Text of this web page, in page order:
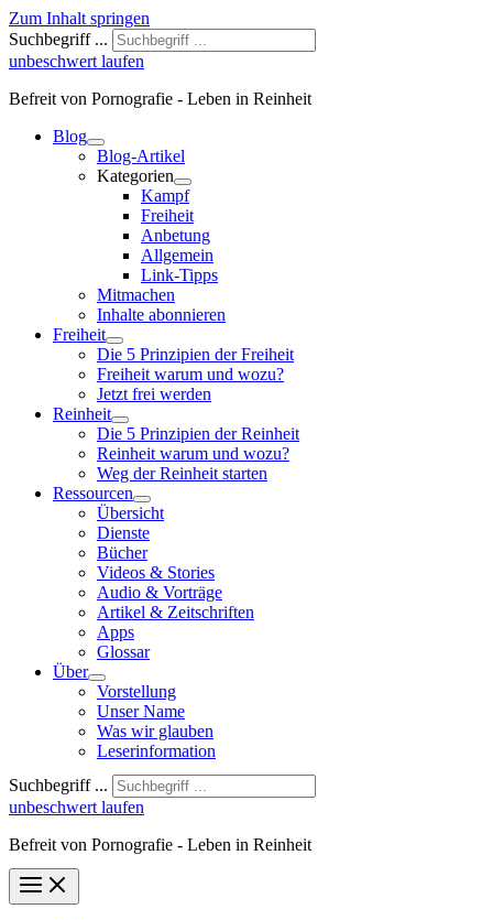
Zum Inhalt springen
Suchbegriff ...
unbeschwert laufen
Befreit von Pornografie - Leben in Reinheit
Blog
Blog-Artikel
Kategorien
Kampf
Freiheit
Anbetung
Allgemein
Link-Tipps
Mitmachen
Inhalte abonnieren
Freiheit
Die 5 Prinzipien der Freiheit
Freiheit warum und wozu?
Jetzt frei werden
Reinheit
Die 5 Prinzipien der Reinheit
Reinheit warum und wozu?
Weg der Reinheit starten
Ressourcen
Übersicht
Dienste
Bücher
Videos & Stories
Audio & Vorträge
Artikel & Zeitschriften
Apps
Glossar
Über
Vorstellung
Unser Name
Was wir glauben
Leser­infor­mation
Suchbegriff ...
unbeschwert laufen
Befreit von Pornografie - Leben in Reinheit